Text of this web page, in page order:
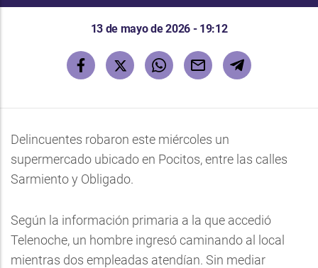
13 de mayo de 2026 - 19:12
Delincuentes robaron este miércoles un
supermercado ubicado en Pocitos, entre las calles
Sarmiento y Obligado.
Según la información primaria a la que accedió
Telenoche, un hombre ingresó caminando al local
mientras dos empleadas atendían. Sin mediar